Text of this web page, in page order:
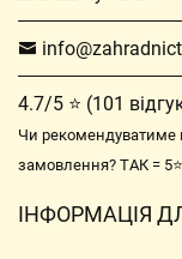
4.7/5 ⭐ (101
Чи рекомендуватиме
замовлення? ТАК =
ІНФОРМАЦІЯ